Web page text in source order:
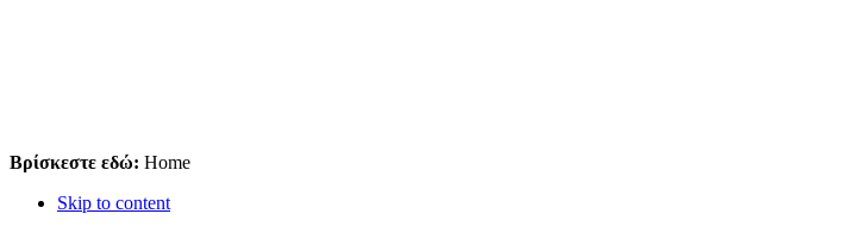
Βρίσκεστε εδώ: Home
Skip to content